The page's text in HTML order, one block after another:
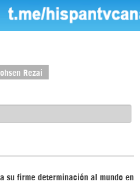
Rezai
su firme determinación al mundo en